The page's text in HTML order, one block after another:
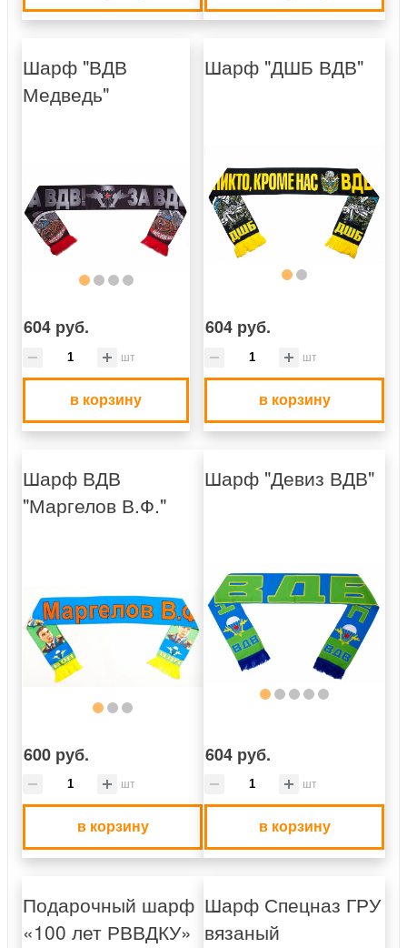
Шарф "ВДВ
Медведь"
604 руб.
шт
в корзину
Шарф "ДШБ ВДВ"
604 руб.
шт
в корзину
Шарф ВДВ
"Маргелов В.Ф."
600 руб.
шт
в корзину
Шарф "Девиз ВДВ"
604 руб.
шт
в корзину
Подарочный шарф
«100 лет РВВДКУ»
Шарф Спецназ ГРУ
вязаный